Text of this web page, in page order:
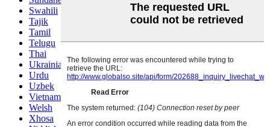
Swahili
Tajik
Tamil
Telugu
Thai
Ukrainian
Urdu
Uzbek
Vietnamese
Welsh
Xhosa